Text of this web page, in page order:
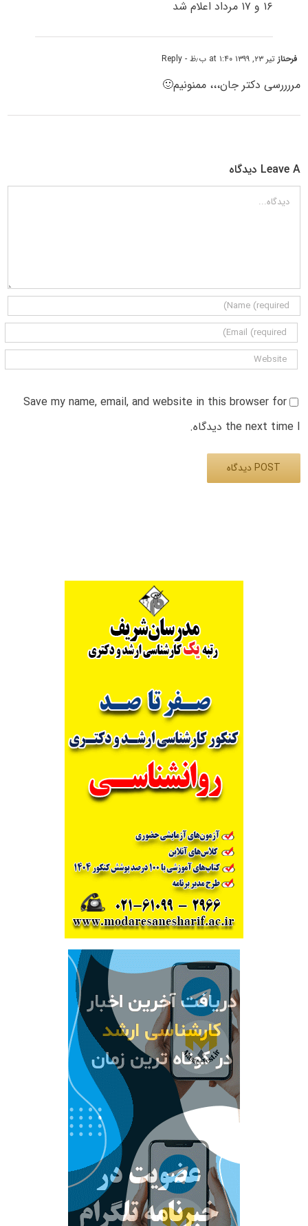
۱۶ و ۱۷ مرداد اعلام شد
فرحناز تیر ۲۳, ۱۳۹۹ at ۱:۴۰ ب٫ظ - Reply
مررررسی دکتر جان،،، ممنونیم🙂
Leave A دیدگاه
دیدگاه
Save my name, email, and website in this browser for
the next time I دیدگاه.